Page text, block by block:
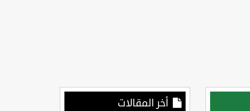
أخر المقالات